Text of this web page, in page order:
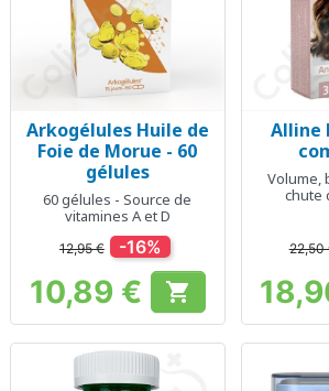
Aperçu rapide
Arkogélules Huile de
Foie de Morue - 60
gélules
60 gélules - Source de
vitamines A et D
12,95 € -16%
Prix
10,89 € 

Alline
Volume,
chute
22,50